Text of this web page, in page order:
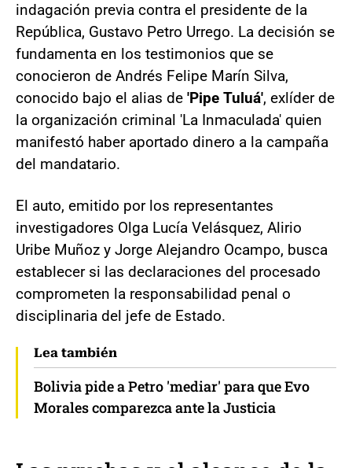
indagación previa contra el presidente de la
República, Gustavo Petro Urrego. La decisión se
fundamenta en los testimonios que se
conocieron de Andrés Felipe Marín Silva,
conocido bajo el alias de 'Pipe Tuluá', exlíder de
la organización criminal 'La Inmaculada' quien
manifestó haber aportado dinero a la campaña
del mandatario.
El auto, emitido por los representantes
investigadores Olga Lucía Velásquez, Alirio
Uribe Muñoz y Jorge Alejandro Ocampo, busca
establecer si las declaraciones del procesado
comprometen la responsabilidad penal o
disciplinaria del jefe de Estado.
Lea también
Bolivia pide a Petro 'mediar' para que Evo
Morales comparezca ante la Justicia